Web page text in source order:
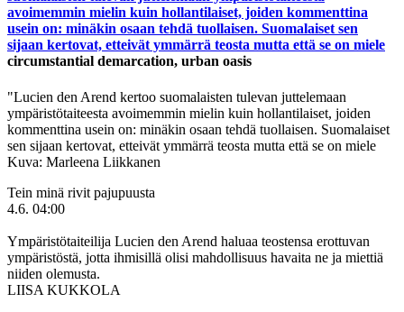
circumstantial demarcation, urban oasis
"Lucien den Arend kertoo suomalaisten tulevan juttelemaan
ympäristötaiteesta avoimemmin mielin kuin hollantilaiset, joiden
kommenttina usein on: minäkin osaan tehdä tuollaisen. Suomalaiset
sen sijaan kertovat, etteivät ymmärrä teosta mutta että se on miele
Kuva: Marleena Liikkanen
Tein minä rivit pajupuusta
4.6. 04:00
Ympäristötaiteilija Lucien den Arend haluaa teostensa erottuvan
ympäristöstä, jotta ihmisillä olisi mahdollisuus havaita ne ja miettiä
niiden olemusta.
LIISA KUKKOLA